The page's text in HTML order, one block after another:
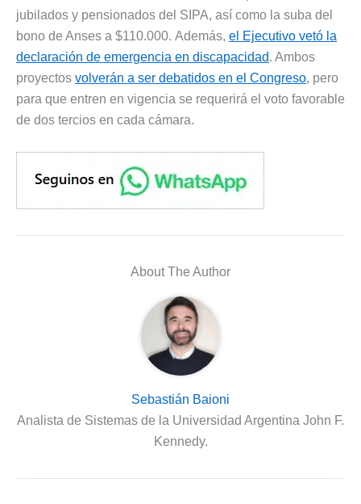
jubilados y pensionados del SIPA, así como la suba del
bono de Anses a $110.000. Además, el Ejecutivo vetó la
declaración de emergencia en discapacidad. Ambos
proyectos volverán a ser debatidos en el Congreso, pero
para que entren en vigencia se requerirá el voto favorable
de dos tercios en cada cámara.
About The Author
Sebastián Baioni
Analista de Sistemas de la Universidad Argentina John F.
Kennedy.